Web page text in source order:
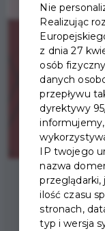
Nie
Realizując
z dnia 27
osób
danych
przepływu
dyrektywy
IP twojego
nazwa
przeglądarki,
ilość czasu
stronach,
typ i wersja